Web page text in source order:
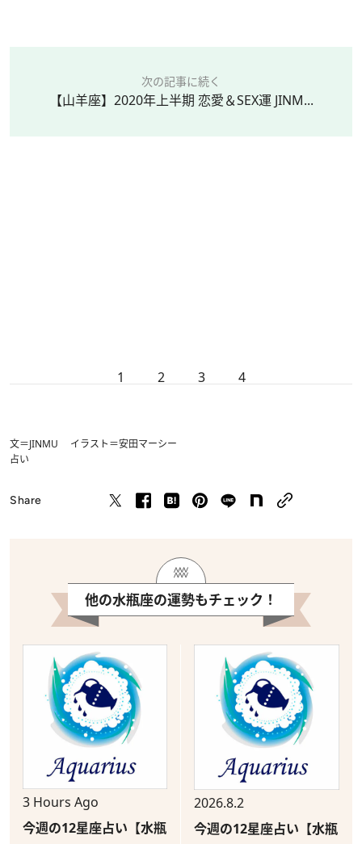
次の記事に続く
【山羊座】2020年上半期 恋愛＆SEX運 JINM...
1 2 3 4
文＝JINMU イラスト＝安田マーシー
占い
Share
他の水瓶座の運勢もチェック！
3 Hours Ago
今週の12星座占い【水瓶
2026.8.2
今週の12星座占い【水瓶